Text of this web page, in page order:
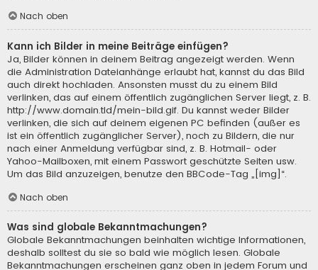
Nach oben
Kann ich Bilder in meine Beiträge einfügen?
Ja, Bilder können in deinem Beitrag angezeigt werden. Wenn
die Administration Dateianhänge erlaubt hat, kannst du das Bild
auch direkt hochladen. Ansonsten musst du zu einem Bild
verlinken, das auf einem öffentlich zugänglichen Server liegt, z. B.
http://www.domain.tld/mein-bild.gif. Du kannst weder Bilder
verlinken, die sich auf deinem eigenen PC befinden (außer es
ist ein öffentlich zugänglicher Server), noch zu Bildern, die nur
nach einer Anmeldung verfügbar sind, z. B. Hotmail- oder
Yahoo-Mailboxen, mit einem Passwort geschützte Seiten usw.
Um das Bild anzuzeigen, benutze den BBCode-Tag „[img]“.
Nach oben
Was sind globale Bekanntmachungen?
Globale Bekanntmachungen beinhalten wichtige Informationen,
deshalb solltest du sie so bald wie möglich lesen. Globale
Bekanntmachungen erscheinen ganz oben in jedem Forum und